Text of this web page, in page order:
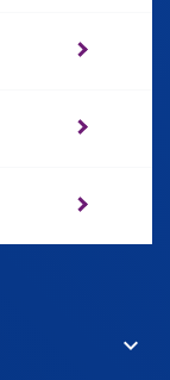
keyboard_arrow_down